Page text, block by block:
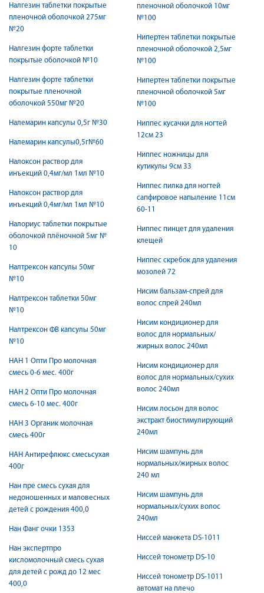
Налгезин таблетки покрытые
пленочной оболочкой 275мг
№20
Налгезин форте таблетки
покрытые оболочкой №10
Налгезин форте таблетки
покрытые пленочной
оболочкой 550мг №20
Налемарин капсулы 0,5г №30
Налемарин капсулы0,5г№60
Налоксон раствор для
инъекций 0,4мг/мл 1мл №10
Налоксон раствор для
инъекций 0,4мг/мл 1мл №10
Налориус таблетки покрытые
оболочкой плёночной 5мг №
10
Налтрексон капсулы 50мг
№10
Налтрексон таблетки 50мг
№10
Налтрексон ФВ капсулы 50мг
№10
НАН 1 Опти Про молочная
смесь 0-6 мес. 400г
НАН 2 Опти Про молочная
смесь 6-10 мес. 400г
НАН 3 Органик молочная
смесь 400г
НАН Антирефлюкс смесьсухая
400г
Нан пре смесь сухая для
недоношенных и маловесных
детей с рождения 400,0
Нан Фанг очки 1353
Нан экспертпро
кисломолочный смесь сухая
для детей с рожд до 12 мес
400,0
пленочной оболочкой 10мг
№100
Нипертен таблетки покрытые
пленочной оболочкой 2,5мг
№100
Нипертен таблетки покрытые
пленочной оболочкой 5мг
№100
Ниппес кусачки для ногтей
12см 23
Ниппес ножницы для
кутикулы 9см 33
Ниппес пилка для ногтей
сапфировое напыление 11см
60-11
Ниппес пинцет для удаления
клещей
Ниппес скребок для удаления
мозолей 72
Нисим бальзам-спрей для
волос спрей 240мл
Нисим кондиционер для
волос для нормальных/
жирных волос 240мл
Нисим кондиционер для
волос для нормальных/сухих
волос 240мл
Нисим лосьон для волос
экстракт биостимулирующий
240мл
Нисим шампунь для
нормальных/жирных волос
240 мл
Нисим шампунь для
нормальных/сухих волос
240мл
Ниссей манжета DS-1011
Ниссей тонометр DS-10
Ниссей тонометр DS-1011
автомат на плечо